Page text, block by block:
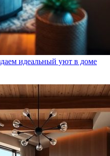
идеальный уют в доме